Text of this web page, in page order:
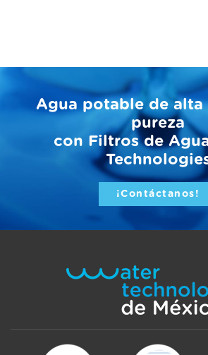
Agua potable de alta
pureza
con Filtros de
¡Contáctanos!